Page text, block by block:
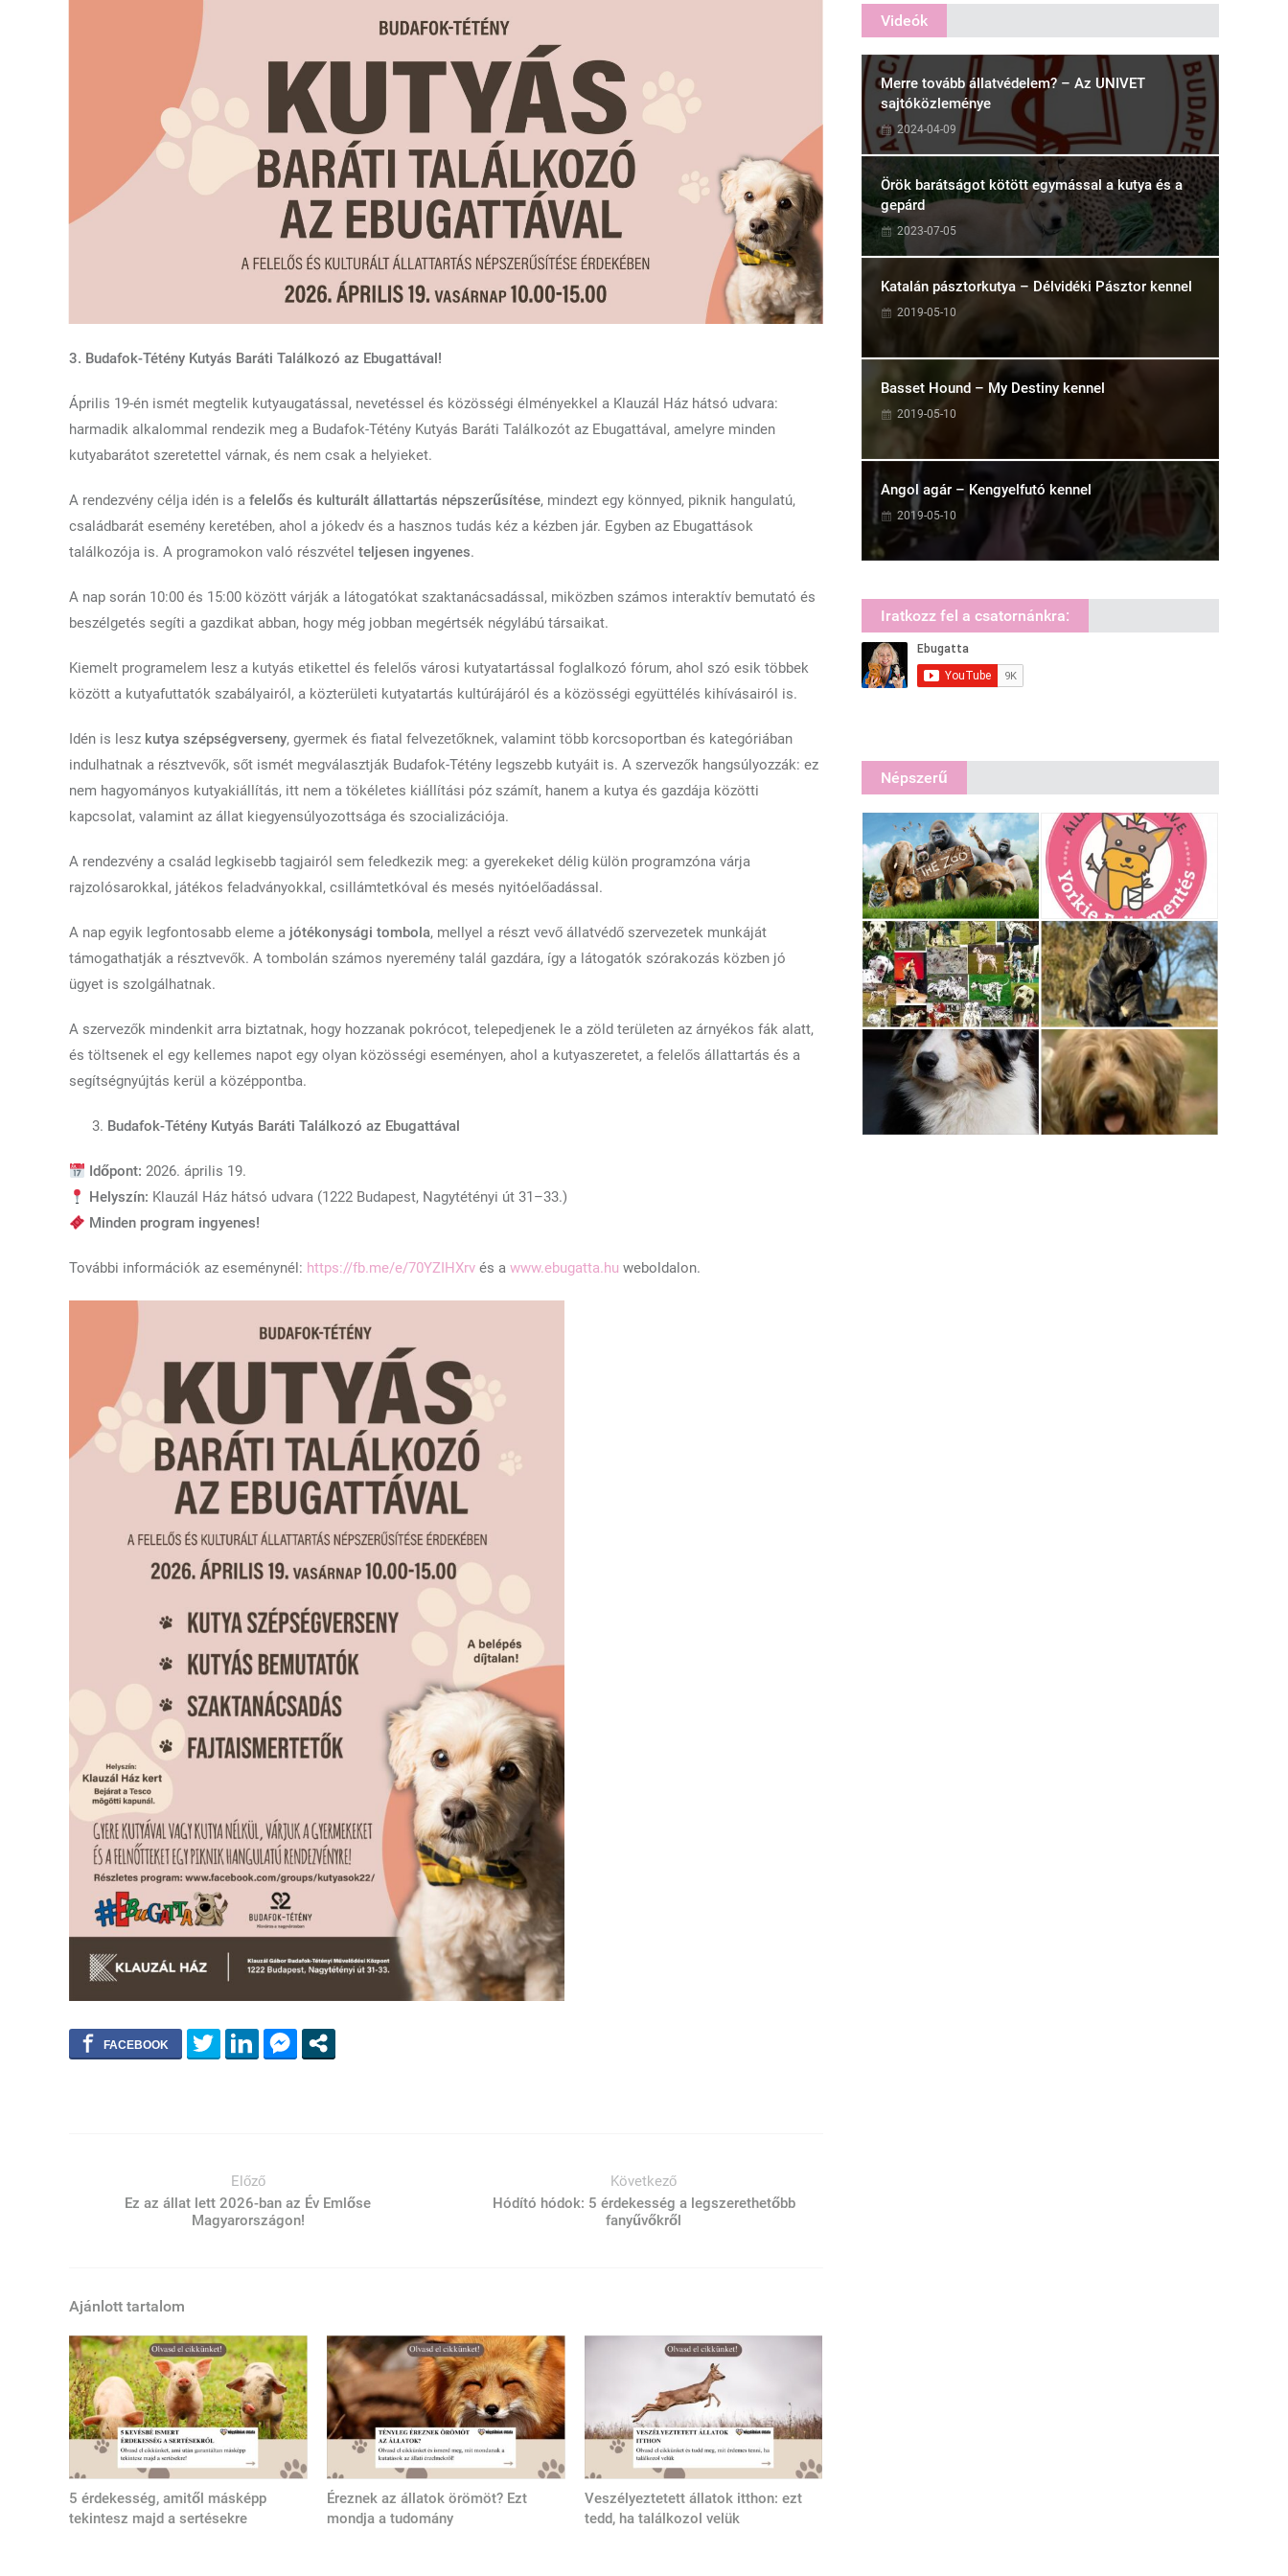
3. Budafok-Tétény Kutyás Baráti Találkozó az Ebugattával!
Április 19-én ismét megtelik kutyaugatással, nevetéssel és közösségi élményekkel a Klauzál Ház hátsó udvara:
harmadik alkalommal rendezik meg a Budafok-Tétény Kutyás Baráti Találkozót az Ebugattával, amelyre minden
kutyabarátot szeretettel várnak, és nem csak a helyieket.
A rendezvény célja idén is a felelős és kulturált állattartás népszerűsítése, mindezt egy könnyed, piknik hangulatú,
családbarát esemény keretében, ahol a jókedv és a hasznos tudás kéz a kézben jár. Egyben az Ebugattások
találkozója is. A programokon való részvétel teljesen ingyenes.
A nap során 10:00 és 15:00 között várják a látogatókat szaktanácsadással, miközben számos interaktív bemutató és
beszélgetés segíti a gazdikat abban, hogy még jobban megértsék négylábú társaikat.
Kiemelt programelem lesz a kutyás etikettel és felelős városi kutyatartással foglalkozó fórum, ahol szó esik többek
között a kutyafuttatók szabályairól, a közterületi kutyatartás kultúrájáról és a közösségi együttélés kihívásairól is.
Idén is lesz kutya szépségverseny, gyermek és fiatal felvezetőknek, valamint több korcsoportban és kategóriában
indulhatnak a résztvevők, sőt ismét megválasztják Budafok-Tétény legszebb kutyáit is. A szervezők hangsúlyozzák: ez
nem hagyományos kutyakiállítás, itt nem a tökéletes kiállítási póz számít, hanem a kutya és gazdája közötti
kapcsolat, valamint az állat kiegyensúlyozottsága és szocializációja.
A rendezvény a család legkisebb tagjairól sem feledkezik meg: a gyerekeket délig külön programzóna várja
rajzolósarokkal, játékos feladványokkal, csillámtetkóval és mesés nyitóelőadással.
A nap egyik legfontosabb eleme a jótékonysági tombola, mellyel a részt vevő állatvédő szervezetek munkáját
támogathatják a résztvevők. A tombolán számos nyeremény talál gazdára, így a látogatók szórakozás közben jó
ügyet is szolgálhatnak.
A szervezők mindenkit arra biztatnak, hogy hozzanak pokrócot, telepedjenek le a zöld területen az árnyékos fák alatt,
és töltsenek el egy kellemes napot egy olyan közösségi eseményen, ahol a kutyaszeretet, a felelős állattartás és a
segítségnyújtás kerül a középpontba.
Budafok-Tétény Kutyás Baráti Találkozó az Ebugattával
Időpont: 2026. április 19.
Helyszín: Klauzál Ház hátsó udvara (1222 Budapest, Nagytétényi út 31–33.)
Minden program ingyenes!
További információk az eseménynél: https://fb.me/e/70YZIHXrv és a www.ebugatta.hu weboldalon.
Előző
Ez az állat lett 2026-ban az Év Emlőse
Magyarországon!
Következő
Hódító hódok: 5 érdekesség a legszerethetőbb
fanyűvőkről
Ajánlott tartalom
5 érdekesség, amitől másképp
tekintesz majd a sertésekre
Éreznek az állatok örömöt? Ezt
mondja a tudomány
Veszélyeztetett állatok itthon: ezt
tedd, ha találkozol velük
Videók
Merre tovább állatvédelem? – Az UNIVET
sajtóközleménye
2024-04-09
Örök barátságot kötött egymással a kutya és a
gepárd
2023-07-05
Katalán pásztorkutya – Délvidéki Pásztor kennel
2019-05-10
Basset Hound – My Destiny kennel
2019-05-10
Angol agár – Kengyelfutó kennel
2019-05-10
Iratkozz fel a csatornánkra:
Népszerű